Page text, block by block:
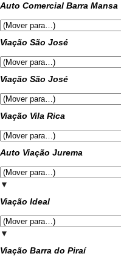
Auto Comercial Barra Mansa
Viação São José
Viação São José
Viação Vila Rica
Auto Viação Jurema
▼
Viação Ideal
▼
Viação Barra do Piraí